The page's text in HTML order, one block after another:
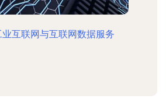
互联网与互联网数据服务